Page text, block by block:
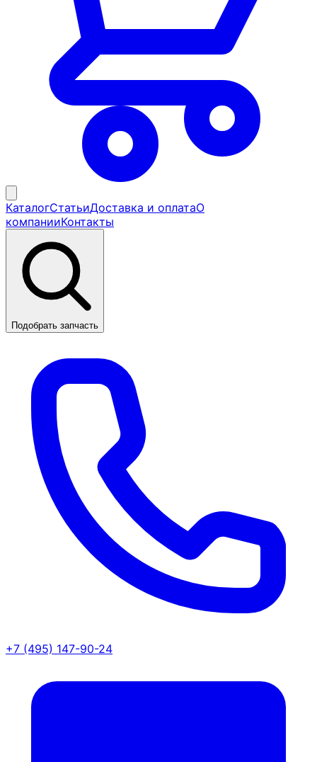
КаталогСтатьиДоставка и оплатаО
компанииКонтакты
Подобрать запчасть
+7 (495) 147-90-24